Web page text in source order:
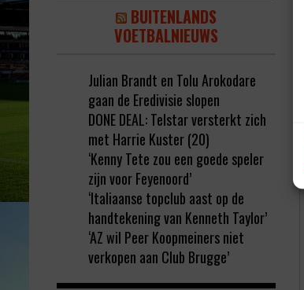
BUITENLANDS
VOETBALNIEUWS
Julian Brandt en Tolu Arokodare
gaan de Eredivisie slopen
DONE DEAL: Telstar versterkt zich
met Harrie Kuster (20)
‘Kenny Tete zou een goede speler
zijn voor Feyenoord’
‘Italiaanse topclub aast op de
handtekening van Kenneth Taylor’
‘AZ wil Peer Koopmeiners niet
verkopen aan Club Brugge’